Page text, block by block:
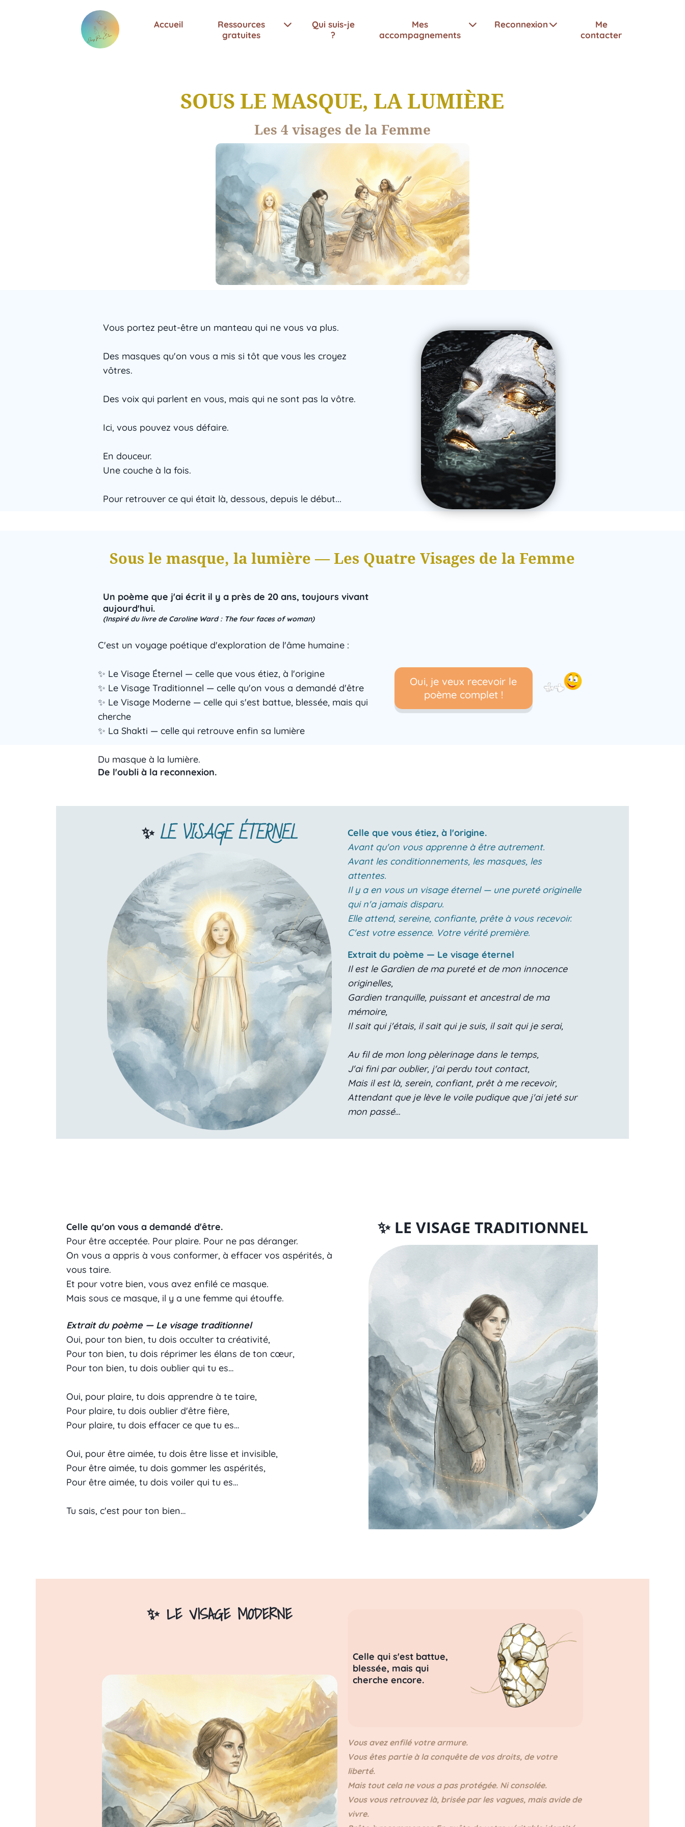
Accueil
Ressources
gratuites
Qui suis-je
?
Mes
accompagnements
Reconnexion
Me
contacter
SOUS LE MASQUE, LA LUMIÈRE
Les 4 visages de la Femme
Vous portez peut-être un manteau qui ne vous va plus.
Des masques qu'on vous a mis si tôt que vous les croyez
vôtres.
Des voix qui parlent en vous, mais qui ne sont pas la vôtre.
Ici, vous pouvez vous défaire.
En douceur.
Une couche à la fois.
Pour retrouver ce qui était là, dessous, depuis le début...
Sous le masque, la lumière — Les Quatre Visages de la Femme
Un poème que j'ai écrit il y a près de 20 ans, toujours vivant
aujourd'hui.
(Inspiré du livre de Caroline Ward : The four faces of woman)
C'est un voyage poétique d'exploration de l'âme humaine :
✨ Le Visage Éternel — celle que vous étiez, à l'origine
✨ Le Visage Traditionnel — celle qu'on vous a demandé d'être
✨ Le Visage Moderne — celle qui s'est battue, blessée, mais qui
cherche
✨ La Shakti — celle qui retrouve enfin sa lumière
Du masque à la lumière.
De l'oubli à la reconnexion.
Oui, je veux recevoir le
poème complet !
✨LE VISAGE ÉTERNEL
Celle que vous étiez, à l'origine.
Avant qu'on vous apprenne à être autrement.
Avant les conditionnements, les masques, les
attentes.
Il y a en vous un visage éternel — une pureté originelle
qui n'a jamais disparu.
Elle attend, sereine, confiante, prête à vous recevoir.
C'est votre essence. Votre vérité première.
Extrait du poème — Le visage éternel
Il est le Gardien de ma pureté et de mon innocence
originelles,
Gardien tranquille, puissant et ancestral de ma
mémoire,
Il sait qui j'étais, il sait qui je suis, il sait qui je serai,
Au fil de mon long pèlerinage dans le temps,
J'ai fini par oublier, j'ai perdu tout contact,
Mais il est là, serein, confiant, prêt à me recevoir,
Attendant que je lève le voile pudique que j'ai jeté sur
mon passé…
Celle qu'on vous a demandé d'être.
Pour être acceptée. Pour plaire. Pour ne pas déranger.
On vous a appris à vous conformer, à effacer vos aspérités, à
vous taire.
Et pour votre bien, vous avez enfilé ce masque.
Mais sous ce masque, il y a une femme qui étouffe.
Extrait du poème — Le visage traditionnel
Oui, pour ton bien, tu dois occulter ta créativité,
Pour ton bien, tu dois réprimer les élans de ton cœur,
Pour ton bien, tu dois oublier qui tu es…
Oui, pour plaire, tu dois apprendre à te taire,
Pour plaire, tu dois oublier d'être fière,
Pour plaire, tu dois effacer ce que tu es…
Oui, pour être aimée, tu dois être lisse et invisible,
Pour être aimée, tu dois gommer les aspérités,
Pour être aimée, tu dois voiler qui tu es…
Tu sais, c'est pour ton bien…
✨ LE VISAGE TRADITIONNEL
✨ LE VISAGE MODERNE
Celle qui s'est battue,
blessée, mais qui
cherche encore.
Vous avez enfilé votre armure.
Vous êtes partie à la conquête de vos droits, de votre
liberté.
Mais tout cela ne vous a pas protégée. Ni consolée.
Vous vous retrouvez là, brisée par les vagues, mais avide de
vivre.